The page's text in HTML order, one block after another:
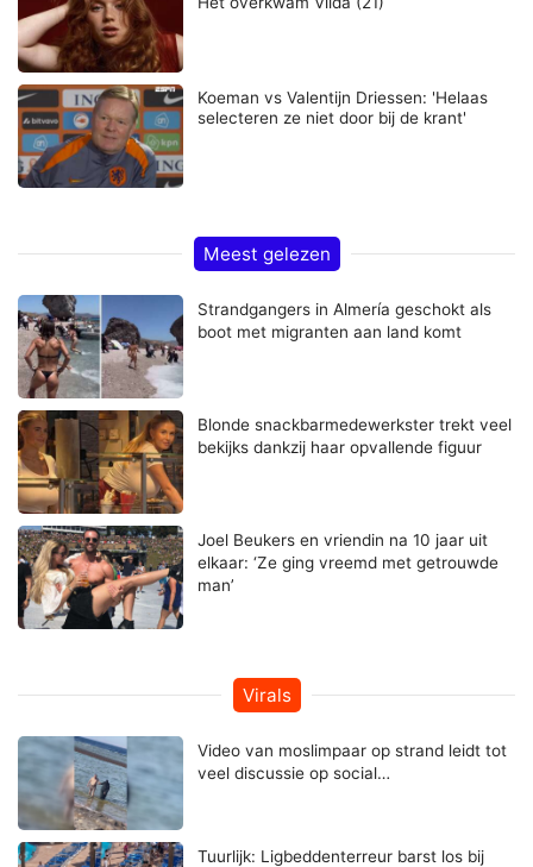
Koeman vs Valentijn Driessen: 'Helaas
selecteren ze niet door bij de krant'
Meest gelezen
Strandgangers in Almería geschokt als
boot met migranten aan land komt
Blonde snackbarmedewerkster trekt veel
bekijks dankzij haar opvallende figuur
Joel Beukers en vriendin na 10 jaar uit
elkaar: ‘Ze ging vreemd met getrouwde
man’
Virals
Video van moslimpaar op strand leidt tot
veel discussie op social…
Tuurlijk: Ligbeddenterreur barst los bij